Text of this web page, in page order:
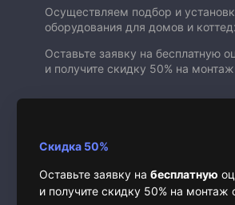
Осуществляем подбор и
оборудования для домов и
Оставьте заявку на бесплатную
и получите скидку 50% на
Скидка 50%
Оставьте заявку на бесплатную
и получите скидку 50% на монтаж